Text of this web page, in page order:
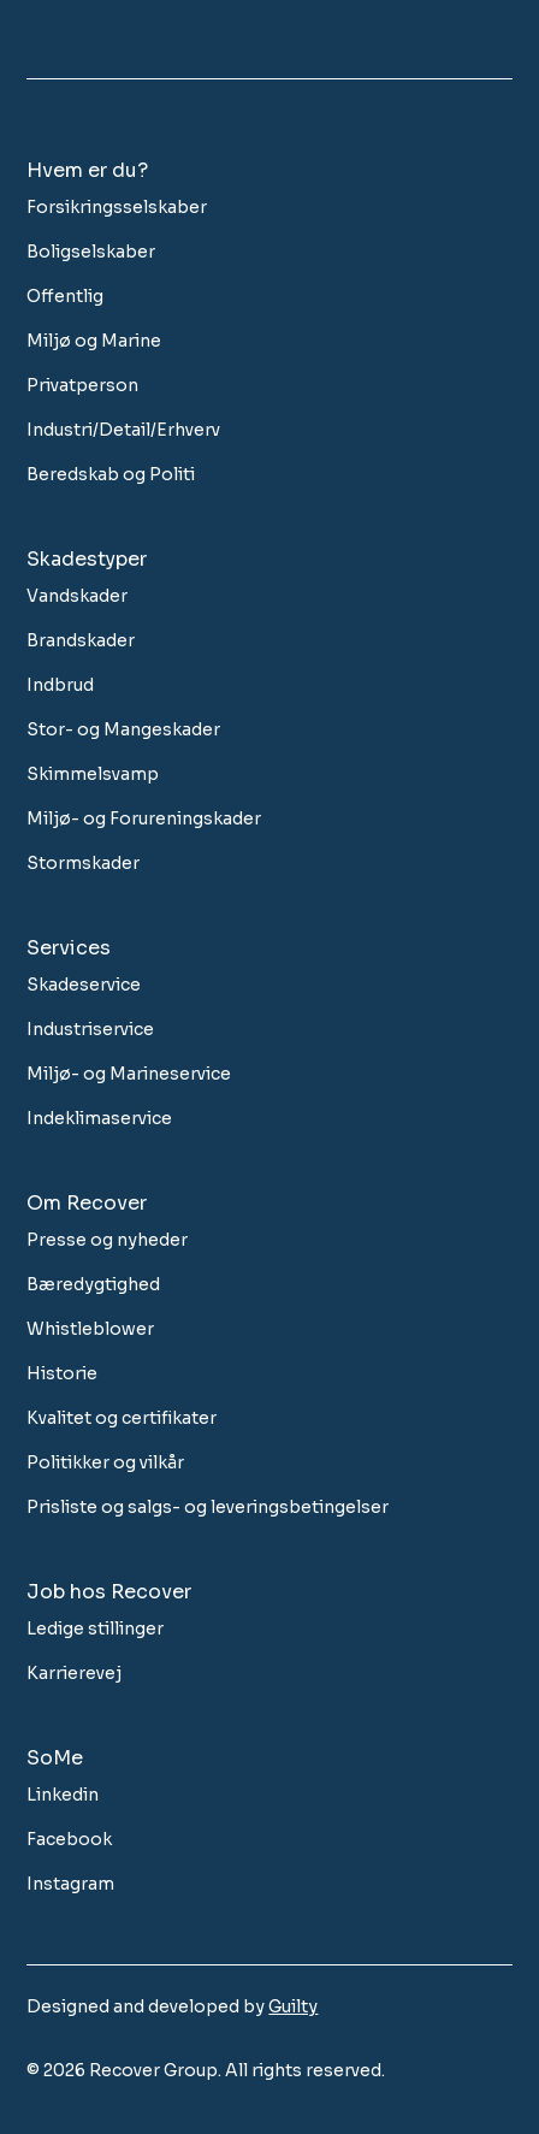
Hvem er du?
Forsikringsselskaber
Boligselskaber
Offentlig
Miljø og Marine
Privatperson
Industri/Detail/Erhverv
Beredskab og Politi
Skadestyper
Vandskader
Brandskader
Indbrud
Stor- og Mangeskader
Skimmelsvamp
Miljø- og Forureningskader
Stormskader
Services
Skadeservice
Industriservice
Miljø- og Marineservice
Indeklimaservice
Om Recover
Presse og nyheder
Bæredygtighed
Whistleblower
Historie
Kvalitet og certifikater
Politikker og vilkår
Prisliste og salgs- og leveringsbetingelser
Job hos Recover
Ledige stillinger
Karrierevej
SoMe
Linkedin
Facebook
Instagram
©2026 Recover Group. All rights reserved.
Designed and developed byGuilty